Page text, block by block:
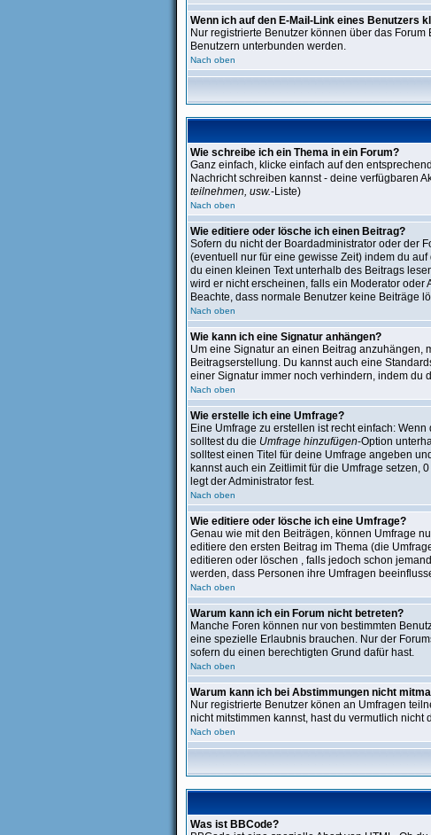
Wenn ich auf den E-Mail-Link eines Benutzers
Nur registrierte Benutzer können über das
Benutzern unterbunden werden.
Nach oben
Wie schreibe ich ein Thema in ein Forum?
Ganz einfach, klicke einfach auf den
Nachricht schreiben kannst - deine verfügbaren
teilnehmen, usw.-Liste)
Nach oben
Wie editiere oder lösche ich einen Beitrag?
Sofern du nicht der Boardadministrator oder der
(eventuell nur für eine gewisse Zeit) indem du auf
du einen kleinen Text unterhalb des Beitrags
wird er nicht erscheinen, falls ein Moderator
Beachte, dass normale Benutzer keine Beiträge
Nach oben
Wie kann ich eine Signatur anhängen?
Um eine Signatur an einen Beitrag anzuhängen,
Beitragserstellung. Du kannst auch eine
einer Signatur immer noch verhindern, indem du
Nach oben
Wie erstelle ich eine Umfrage?
Eine Umfrage zu erstellen ist recht einfach:
solltest du die Umfrage hinzufügen-Option
solltest einen Titel für deine Umfrage angeben
kannst auch ein Zeitlimit für die Umfrage setzen,
legt der Administrator fest.
Nach oben
Wie editiere oder lösche ich eine Umfrage?
Genau wie mit den Beiträgen, können Umfrage
editiere den ersten Beitrag im Thema (die
editieren oder löschen , falls jedoch schon
werden, dass Personen ihre Umfragen
Nach oben
Warum kann ich ein Forum nicht betreten?
Manche Foren können nur von bestimmten
eine spezielle Erlaubnis brauchen. Nur der
sofern du einen berechtigten Grund dafür hast.
Nach oben
Warum kann ich bei Abstimmungen nicht
Nur registrierte Benutzer könen an Umfragen
nicht mitstimmen kannst, hast du vermutlich nicht
Nach oben
Was ist BBCode?